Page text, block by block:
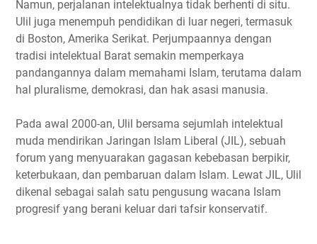
Namun, perjalanan intelektualnya tidak berhenti di situ.
Ulil juga menempuh pendidikan di luar negeri, termasuk
di Boston, Amerika Serikat. Perjumpaannya dengan
tradisi intelektual Barat semakin memperkaya
pandangannya dalam memahami Islam, terutama dalam
hal pluralisme, demokrasi, dan hak asasi manusia.
Pada awal 2000-an, Ulil bersama sejumlah intelektual
muda mendirikan Jaringan Islam Liberal (JIL), sebuah
forum yang menyuarakan gagasan kebebasan berpikir,
keterbukaan, dan pembaruan dalam Islam. Lewat JIL, Ulil
dikenal sebagai salah satu pengusung wacana Islam
progresif yang berani keluar dari tafsir konservatif.